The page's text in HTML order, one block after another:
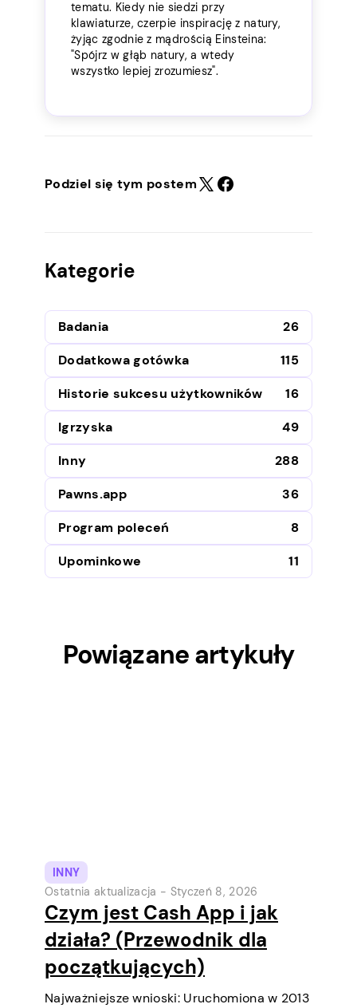
tematu. Kiedy nie siedzi przy
klawiaturze, czerpie inspirację z natury,
żyjąc zgodnie z mądrością Einsteina:
"Spójrz w głąb natury, a wtedy
wszystko lepiej zrozumiesz".
Podziel się tym postem
Kategorie
Badania
26
Dodatkowa gotówka
115
Historie sukcesu użytkowników
16
Igrzyska
49
Inny
288
Pawns.app
36
Program poleceń
8
Upominkowe
11
Powiązane artykuły
INNY
Ostatnia aktualizacja - Styczeń 8, 2026
Czym jest Cash App i jak
działa? (Przewodnik dla
początkujących)
Najważniejsze wnioski: Uruchomiona w 2013